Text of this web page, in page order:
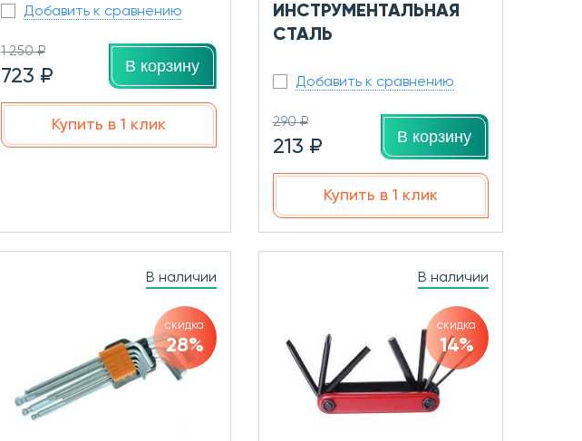
Добавить к сравнению
1 250 ₽
723 ₽ В корзину
Купить в 1 клик
ИНСТРУМЕНТАЛЬНАЯ
СТАЛЬ
Добавить к сравнению
290 ₽
213 ₽ В корзину
Купить в 1 клик
В наличии
скидка
28%
В наличии
скидка
14%